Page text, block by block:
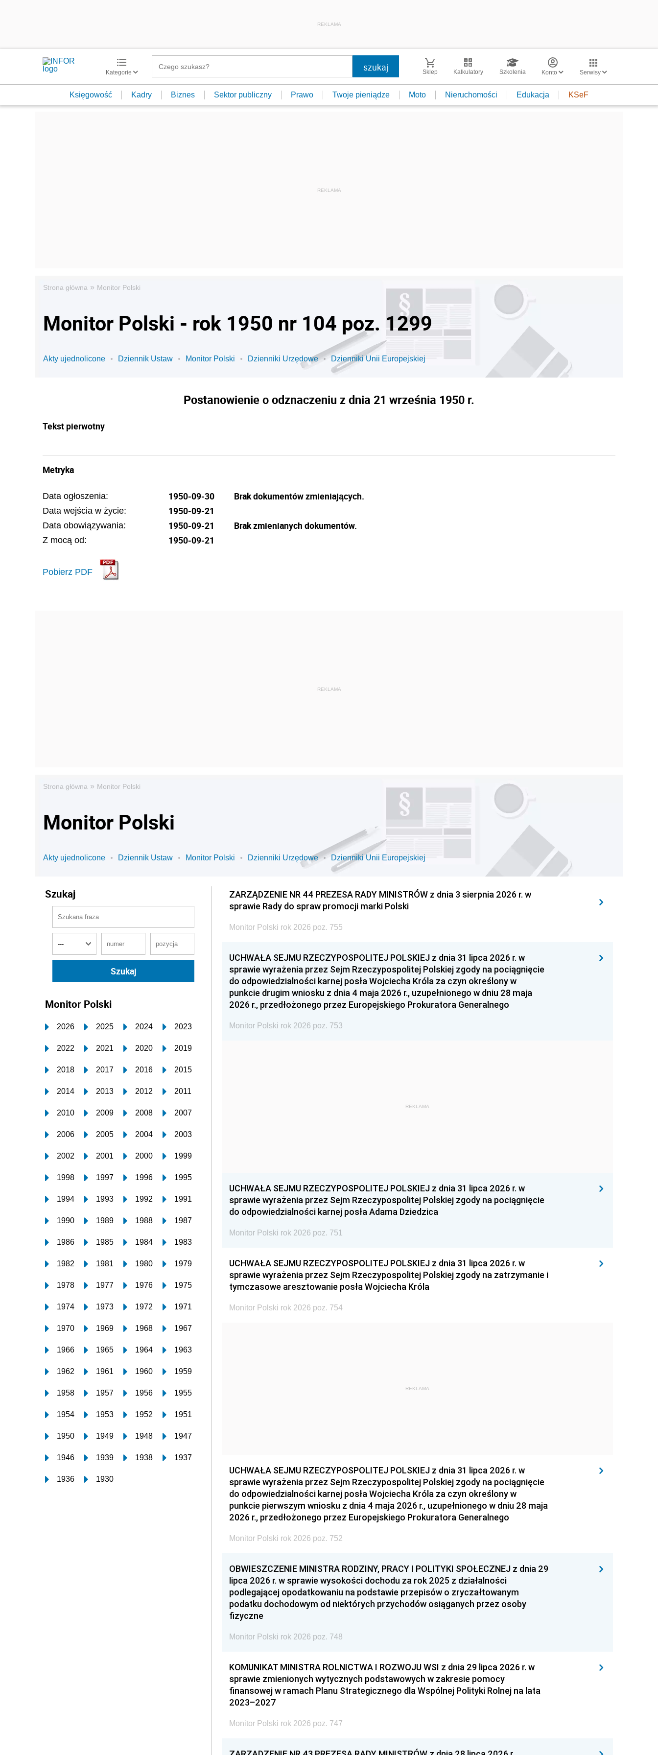
REKLAMA
Kategorie Sklep Kalkulatory Szkolenia Konto Serwisy
Księgowość Kadry Biznes Sektor publiczny Prawo Twoje pieniądze Moto Nieruchomości Edukacja KSeF
Strona główna » Monitor Polski
Monitor Polski - rok 1950 nr 104 poz. 1299
Akty ujednolicone Dziennik Ustaw Monitor Polski Dzienniki Urzędowe Dzienniki Unii Europejskiej
Postanowienie o odznaczeniu z dnia 21 września 1950 r.
Tekst pierwotny
Metryka
Data ogłoszenia: 1950-09-30
Data wejścia w życie: 1950-09-21
Data obowiązywania: 1950-09-21
Z mocą od: 1950-09-21
Pobierz PDF
Brak dokumentów zmieniających.
Brak zmienianych dokumentów.
Strona główna » Monitor Polski
Monitor Polski
Akty ujednolicone Dziennik Ustaw Monitor Polski Dzienniki Urzędowe Dzienniki Unii Europejskiej
Szukaj
Monitor Polski
2026 2025 2024 2023
2022 2021 2020 2019
2018 2017 2016 2015
2014 2013 2012 2011
2010 2009 2008 2007
2006 2005 2004 2003
2002 2001 2000 1999
1998 1997 1996 1995
1994 1993 1992 1991
1990 1989 1988 1987
1986 1985 1984 1983
1982 1981 1980 1979
1978 1977 1976 1975
1974 1973 1972 1971
1970 1969 1968 1967
1966 1965 1964 1963
1962 1961 1960 1959
1958 1957 1956 1955
1954 1953 1952 1951
1950 1949 1948 1947
1946 1939 1938 1937
1936 1930
ZARZĄDZENIE NR 44 PREZESA RADY MINISTRÓW z dnia 3 sierpnia 2026 r. w
sprawie Rady do spraw promocji marki Polski
Monitor Polski rok 2026 poz. 755
UCHWAŁA SEJMU RZECZYPOSPOLITEJ POLSKIEJ z dnia 31 lipca 2026 r. w
sprawie wyrażenia przez Sejm Rzeczypospolitej Polskiej zgody na pociągnięcie
do odpowiedzialności karnej posła Wojciecha Króla za czyn określony w
punkcie drugim wniosku z dnia 4 maja 2026 r., uzupełnionego w dniu 28 maja
2026 r., przedłożonego przez Europejskiego Prokuratora Generalnego
Monitor Polski rok 2026 poz. 753
REKLAMA
UCHWAŁA SEJMU RZECZYPOSPOLITEJ POLSKIEJ z dnia 31 lipca 2026 r. w
sprawie wyrażenia przez Sejm Rzeczypospolitej Polskiej zgody na pociągnięcie
do odpowiedzialności karnej posła Adama Dziedzica
Monitor Polski rok 2026 poz. 751
UCHWAŁA SEJMU RZECZYPOSPOLITEJ POLSKIEJ z dnia 31 lipca 2026 r. w
sprawie wyrażenia przez Sejm Rzeczypospolitej Polskiej zgody na zatrzymanie i
tymczasowe aresztowanie posła Wojciecha Króla
Monitor Polski rok 2026 poz. 754
REKLAMA
UCHWAŁA SEJMU RZECZYPOSPOLITEJ POLSKIEJ z dnia 31 lipca 2026 r. w
sprawie wyrażenia przez Sejm Rzeczypospolitej Polskiej zgody na pociągnięcie
do odpowiedzialności karnej posła Wojciecha Króla za czyn określony w
punkcie pierwszym wniosku z dnia 4 maja 2026 r., uzupełnionego w dniu 28 maja
2026 r., przedłożonego przez Europejskiego Prokuratora Generalnego
Monitor Polski rok 2026 poz. 752
OBWIESZCZENIE MINISTRA RODZINY, PRACY I POLITYKI SPOŁECZNEJ z dnia 29
lipca 2026 r. w sprawie wysokości dochodu za rok 2025 z działalności
podlegającej opodatkowaniu na podstawie przepisów o zryczałtowanym
podatku dochodowym od niektórych przychodów osiąganych przez osoby
fizyczne
Monitor Polski rok 2026 poz. 748
KOMUNIKAT MINISTRA ROLNICTWA I ROZWOJU WSI z dnia 29 lipca 2026 r. w
sprawie zmienionych wytycznych podstawowych w zakresie pomocy
finansowej w ramach Planu Strategicznego dla Wspólnej Polityki Rolnej na lata
2023–2027
Monitor Polski rok 2026 poz. 747